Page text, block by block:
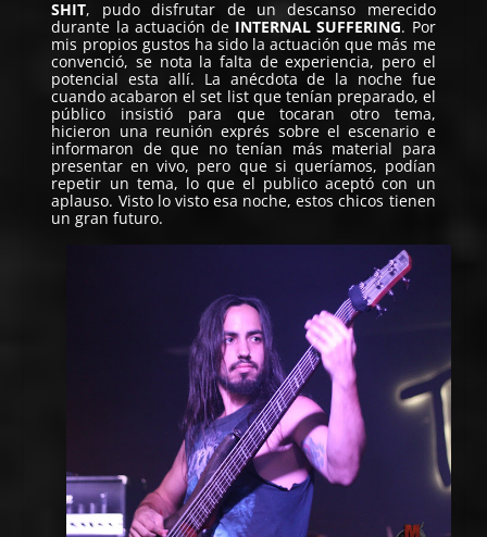
SHIT, pudo disfrutar de un descanso merecido
durante la actuación de INTERNAL SUFFERING. Por
mis propios gustos ha sido la actuación que más me
convenció, se nota la falta de experiencia, pero el
potencial esta allí. La anécdota de la noche fue
cuando acabaron el set list que tenían preparado, el
público insistió para que tocaran otro tema,
hicieron una reunión exprés sobre el escenario e
informaron de que no tenían más material para
presentar en vivo, pero que si queríamos, podían
repetir un tema, lo que el publico aceptó con un
aplauso. Visto lo visto esa noche, estos chicos tienen
un gran futuro.